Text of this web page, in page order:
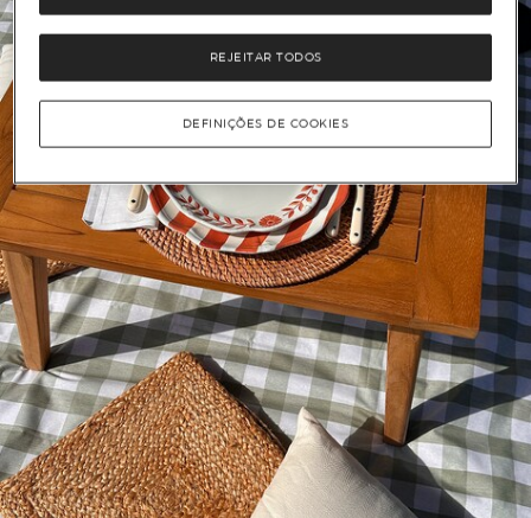
REJEITAR TODOS
DEFINIÇÕES DE COOKIES